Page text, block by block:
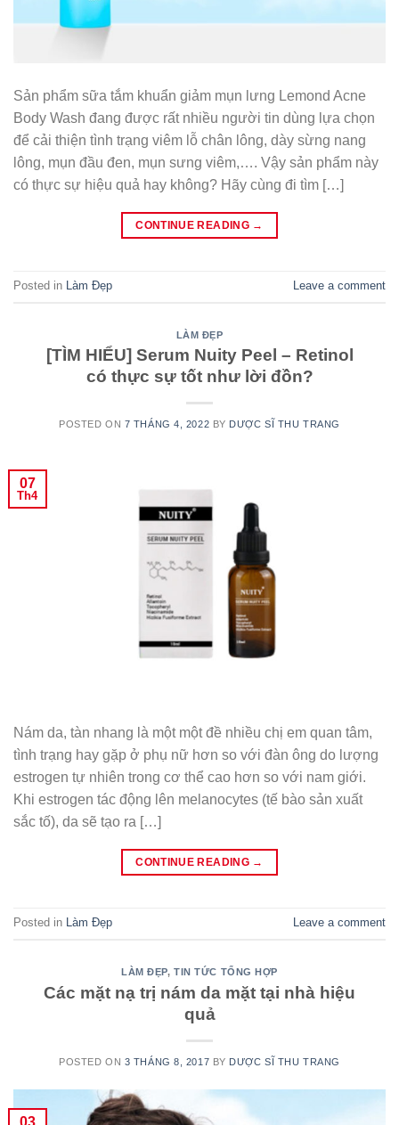
Sản phẩm sữa tắm khuẩn giảm mụn lưng Lemond Acne
Body Wash đang được rất nhiều người tin dùng lựa chọn
để cải thiện tình trạng viêm lỗ chân lông, dày sừng nang
lông, mụn đầu đen, mụn sưng viêm,…. Vậy sản phẩm này
có thực sự hiệu quả hay không? Hãy cùng đi tìm […]
CONTINUE READING →
Posted in Làm Đẹp Leave a comment
LÀM ĐẸP
[TÌM HIỂU] Serum Nuity Peel – Retinol
có thực sự tốt như lời đồn?
POSTED ON 7 THÁNG 4, 2022 BY DƯỢC SĨ THU TRANG
07
Th4
Nám da, tàn nhang là một một đề nhiều chị em quan tâm,
tình trạng hay gặp ở phụ nữ hơn so với đàn ông do lượng
estrogen tự nhiên trong cơ thể cao hơn so với nam giới.
Khi estrogen tác động lên melanocytes (tế bào sản xuất
sắc tố), da sẽ tạo ra […]
CONTINUE READING →
Posted in Làm Đẹp Leave a comment
LÀM ĐẸP,TIN TỨC TỔNG HỢP
Các mặt nạ trị nám da mặt tại nhà hiệu
quả
POSTED ON 3 THÁNG 8, 2017 BY DƯỢC SĨ THU TRANG